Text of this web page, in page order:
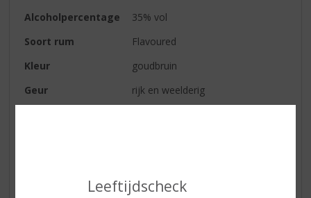
Leeftijdscheck
Alcoholpercentage
35% vol
Soort rum
Flavoured
Kleur
goudbruin
Geur
rijk en weelderig
kaneel en nootmuskaat